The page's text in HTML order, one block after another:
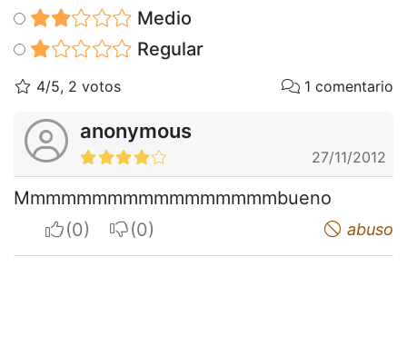
Medio
Regular
4/5, 2 votos 1 comentario
anonymous
27/11/2012
Mmmmmmmmmmmmmmmmmbueno
I apreciateI do not appreciate abuso